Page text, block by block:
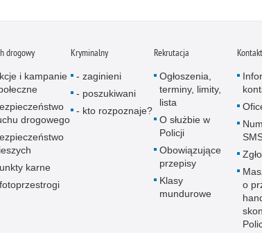
drogowy
i kampanie
drogowego
karne
Kryminalny
- zaginieni
- poszukiwani
- kto rozpoznaje?
Rekrutacja
Ogłoszenia,
terminy, limity,
lista
O służbie w
Policji
Obowiązujące
przepisy
Klasy
mundurowe
Kontakt
o